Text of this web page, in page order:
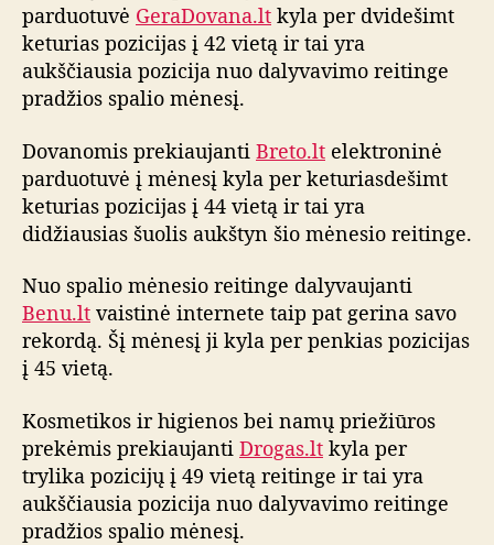
parduotuvė GeraDovana.lt kyla per dvidešimt
keturias pozicijas į 42 vietą ir tai yra
aukščiausia pozicija nuo dalyvavimo reitinge
pradžios spalio mėnesį.
Dovanomis prekiaujanti Breto.lt elektroninė
parduotuvė į mėnesį kyla per keturiasdešimt
keturias pozicijas į 44 vietą ir tai yra
didžiausias šuolis aukštyn šio mėnesio reitinge.
Nuo spalio mėnesio reitinge dalyvaujanti
Benu.lt vaistinė internete taip pat gerina savo
rekordą. Šį mėnesį ji kyla per penkias pozicijas
į 45 vietą.
Kosmetikos ir higienos bei namų priežiūros
prekėmis prekiaujanti Drogas.lt kyla per
trylika pozicijų į 49 vietą reitinge ir tai yra
aukščiausia pozicija nuo dalyvavimo reitinge
pradžios spalio mėnesį.